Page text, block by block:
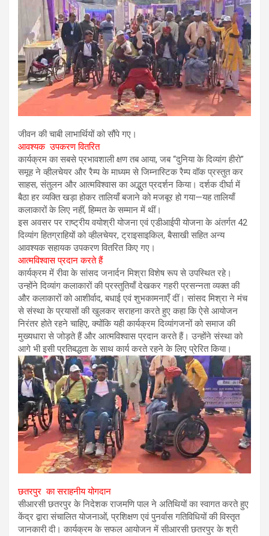
जीवन की चाबी लाभार्थियों को सौंपे गए।
आवश्यक उपकरण वितरित
कार्यक्रम का सबसे प्रभावशाली क्षण तब आया, जब “दुनिया के दिव्यांग हीरो”
समूह ने व्हीलचेयर और रैम्प के माध्यम से जिम्नास्टिक रैम्प वॉक प्रस्तुत कर
साहस, संतुलन और आत्मविश्वास का अद्भुत प्रदर्शन किया। दर्शक दीर्घा में
बैठा हर व्यक्ति खड़ा होकर तालियाँ बजाने को मजबूर हो गया—यह तालियाँ
कलाकारों के लिए नहीं, हिम्मत के सम्मान में थीं।
इस अवसर पर राष्ट्रीय वयोश्री योजना एवं एडीआईपी योजना के अंतर्गत 42
दिव्यांग हितग्राहियों को व्हीलचेयर, ट्राइसाइकिल, बैसाखी सहित अन्य
आवश्यक सहायक उपकरण वितरित किए गए।
आत्मविश्वास प्रदान करते हैं
कार्यक्रम में रीवा के सांसद जनार्दन मिश्रा विशेष रूप से उपस्थित रहे।
उन्होंने दिव्यांग कलाकारों की प्रस्तुतियाँ देखकर गहरी प्रसन्नता व्यक्त की
और कलाकारों को आशीर्वाद, बधाई एवं शुभकामनाएँ दीं। सांसद मिश्रा ने मंच
से संस्था के प्रयासों की खुलकर सराहना करते हुए कहा कि ऐसे आयोजन
निरंतर होते रहने चाहिए, क्योंकि यही कार्यक्रम दिव्यांगजनों को समाज की
मुख्यधारा से जोड़ते हैं और आत्मविश्वास प्रदान करते हैं। उन्होंने संस्था को
आगे भी इसी प्रतिबद्धता के साथ कार्य करते रहने के लिए प्रेरित किया।
छतरपुर का सराहनीय योगदान
सीआरसी छतरपुर के निदेशक राजमणि पाल ने अतिथियों का स्वागत करते हुए
केंद्र द्वारा संचालित योजनाओं, प्रशिक्षण एवं पुनर्वास गतिविधियों की विस्तृत
जानकारी दी। कार्यक्रम के सफल आयोजन में सीआरसी छतरपुर के श्री